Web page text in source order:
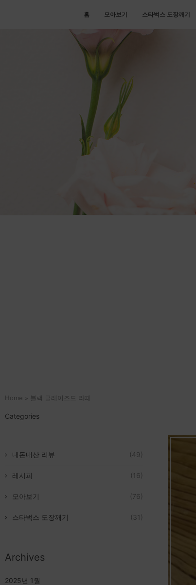
홈 모아보기 스타벅스 도장깨기
Home » 블랙 글레이즈드 라떼
Categories
내돈내산 리뷰 (49)
레시피 (16)
모아보기 (76)
스타벅스 도장깨기 (31)
Archives
2025년 1월